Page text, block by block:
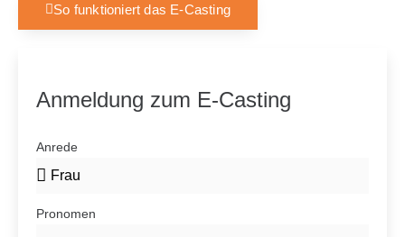
So funktioniert das E-Casting
Anmeldung zum E-Casting
Anrede
Pronomen